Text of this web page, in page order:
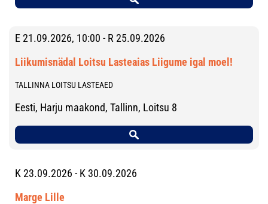
E 21.09.2026, 10:00 - R 25.09.2026
Liikumisnädal Loitsu Lasteaias Liigume igal moel!
TALLINNA LOITSU LASTEAED
Eesti, Harju maakond, Tallinn, Loitsu 8
K 23.09.2026 - K 30.09.2026
Marge Lille